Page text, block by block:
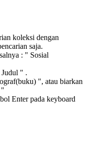
koleksi dengan
saja.
: " Sosial
" .
", atau biarkan
"
Enter pada keyboard